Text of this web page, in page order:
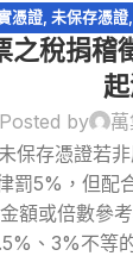
憑證, 未保存憑證,
章,稅捐稽徵法
之稅捐
Posted by
保存憑證若
罰5%，但配
金額或倍數參
、3%不等